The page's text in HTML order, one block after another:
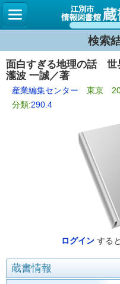
検索
面白すぎる地理の話 世
瀧波 一誠／著
産業編集センター 東京
分類:290.4
ログイン する
蔵書情報